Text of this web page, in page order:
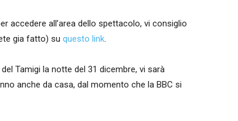
accedere all’area dello spettacolo, vi consiglio
gia fatto) su questo link
Tamigi la notte del 31 dicembre, vi sarà
anche da casa, dal momento che la BBC si